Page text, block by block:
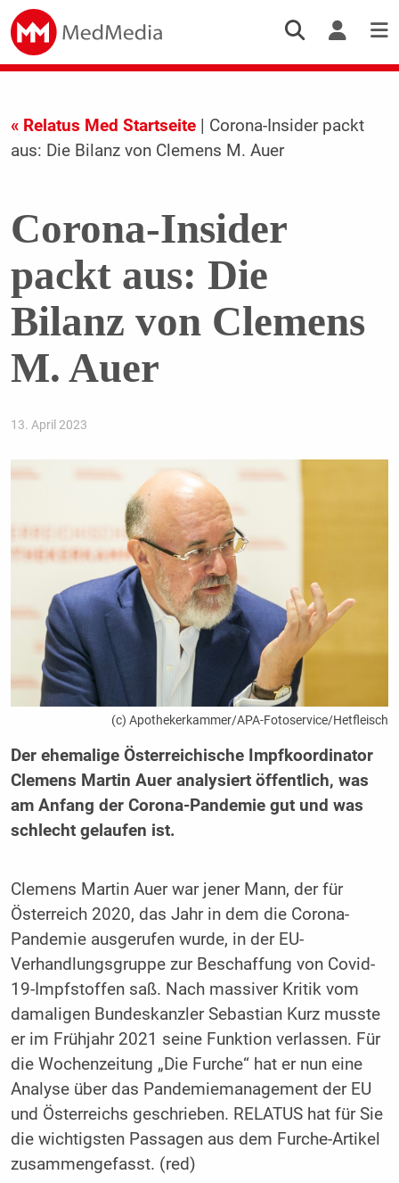
« Relatus Med Startseite| Corona-Insider packt
aus: Die Bilanz von Clemens M. Auer
Corona-Insider
packt aus: Die
Bilanz von Clemens
M. Auer
13. April 2023
(c) Apothekerkammer/APA-Fotoservice/Hetfleisch
Der ehemalige Österreichische Impfkoordinator
Clemens Martin Auer analysiert öffentlich, was
am Anfang der Corona-Pandemie gut und was
schlecht gelaufen ist.
Clemens Martin Auer war jener Mann, der für
Österreich 2020, das Jahr in dem die Corona-
Pandemie ausgerufen wurde, in der EU-
Verhandlungsgruppe zur Beschaffung von Covid-
19-Impfstoffen saß. Nach massiver Kritik vom
damaligen Bundeskanzler Sebastian Kurz musste
er im Frühjahr 2021 seine Funktion verlassen. Für
die Wochenzeitung „Die Furche“ hat er nun eine
Analyse über das Pandemiemanagement der EU
und Österreichs geschrieben. RELATUS hat für Sie
die wichtigsten Passagen aus dem Furche-Artikel
zusammengefasst. (red)